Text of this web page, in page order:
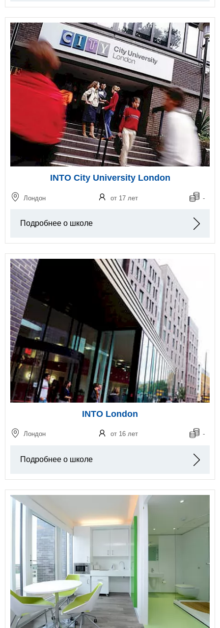
INTO City University London
Лондон от 17 лет -
Подробнее о школе
INTO London
Лондон от 16 лет -
Подробнее о школе